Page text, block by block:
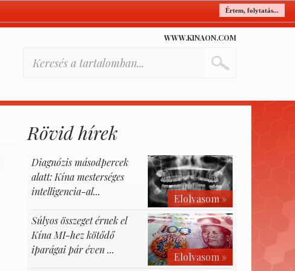
Értem, folytatás...
WWW.KINAON.COM
Rövid hírek
Elolvasom »
Diagnózis másodpercek
alatt: Kína mesterséges
intelligencia-al...
Elolvasom »
Súlyos összeget érnek el
Kína MI-hez kötődő
iparágai pár éven ...